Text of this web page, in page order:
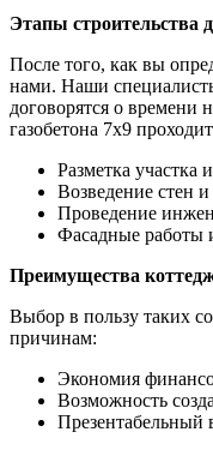
Этапы строительства
После того, как вы
нами. Наши
договорятся о времени
газобетона 7х9
Разметка участка
Возведение стен
Проведение
Фасадные работы
Преимущества
Выбор в пользу таких
причинам:
Экономия
Возможность
Презентабельный